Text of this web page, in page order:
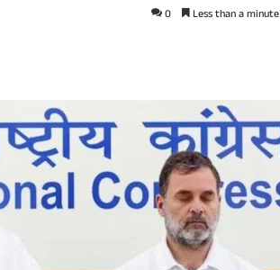
0 Less than a minute